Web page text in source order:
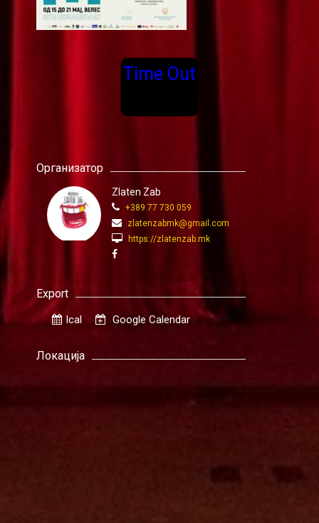
Time Out
Организатор
Zlaten Zab
+389 77 730 059
zlatenzabmk@gmail.com
https://zlatenzab.mk
Export
Ical Google Calendar
Локација